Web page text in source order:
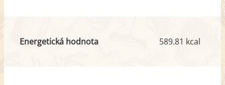
Energetická hodnota 589.81 kcal